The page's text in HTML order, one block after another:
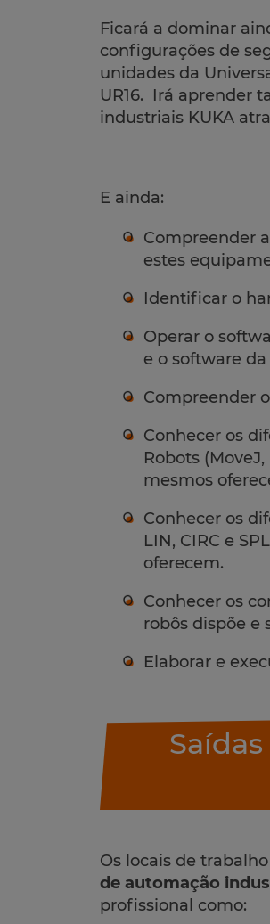
Ficará a dominar
configurações de
unidades da
UR16. Irá aprender
industriais KUKA
E ainda:
Compreender
estes
Identificar o
Operar o
e o software da
Compreender
Conhecer os
Robots
mesmos
Conhecer os
LIN, CIRC e
oferecem.
Conhecer os
robôs dispõe e
Elaborar e
Os locais de
de automação
profissional como: